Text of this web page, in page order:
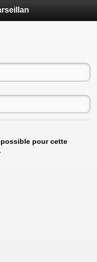
pour cette